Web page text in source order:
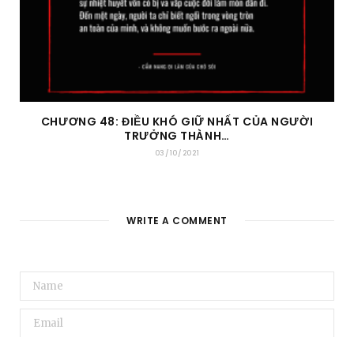
CHƯƠNG 48: ĐIỀU KHÓ GIỮ NHẤT CỦA NGƯỜI
TRƯỞNG THÀNH…
03/10/2021
WRITE A COMMENT